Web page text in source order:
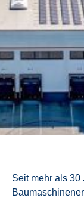
Seit mehr als